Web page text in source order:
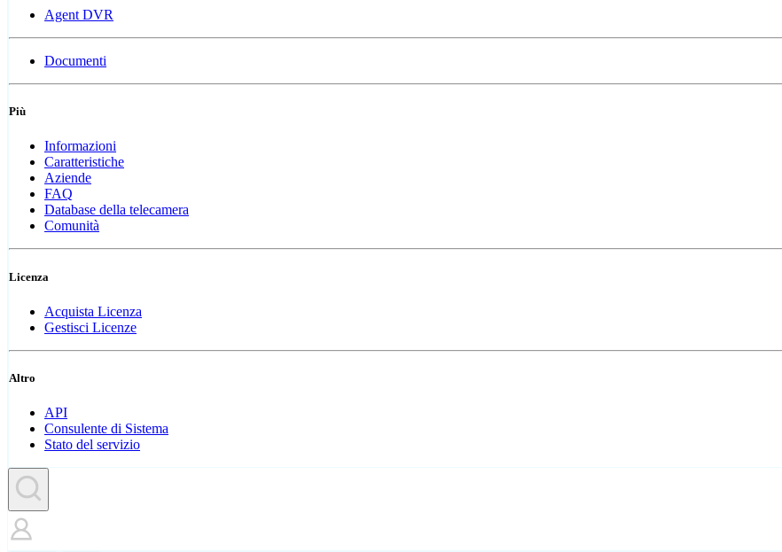
Agent DVR
Documenti
Più
Informazioni
Caratteristiche
Aziende
FAQ
Database della telecamera
Comunità
Licenza
Acquista Licenza
Gestisci Licenze
Altro
API
Consulente di Sistema
Stato del servizio